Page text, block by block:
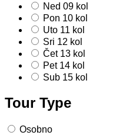
Ned 09 kol
Pon 10 kol
Uto 11 kol
Sri 12 kol
Čet 13 kol
Pet 14 kol
Sub 15 kol
Tour Type
Osobno